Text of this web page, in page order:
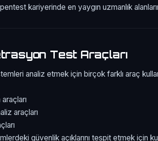
kariyerinde en yaygın uzmanlık
Test Araçları
analiz etmek için birçok farklı araç
araçları
güvenlik açıklarını tespit etmek için